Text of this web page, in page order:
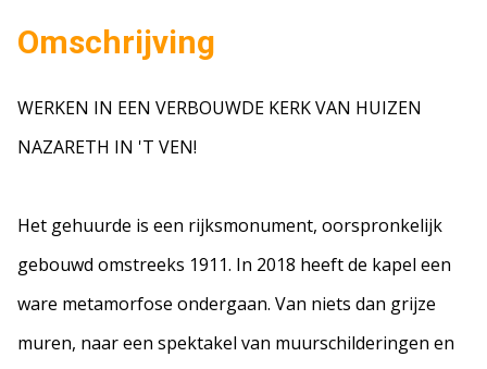
Omschrijving
WERKEN IN EEN VERBOUWDE KERK VAN HUIZEN
NAZARETH IN 'T VEN!
Het gehuurde is een rijksmonument, oorspronkelijk
gebouwd omstreeks 1911. In 2018 heeft de kapel een
ware metamorfose ondergaan. Van niets dan grijze
muren, naar een spektakel van muurschilderingen en